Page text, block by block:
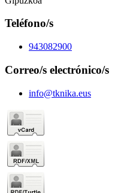
Teléfono/s
943082900
Correo/s electrónico/s
info@tknika.eus